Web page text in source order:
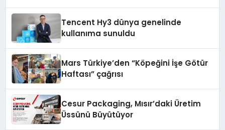
Tencent Hy3 dünya genelinde
kullanıma sunuldu
Mars Türkiye’den “Köpeğini İşe Götür
Haftası” çağrısı
Cesur Packaging, Mısır’daki Üretim
Üssünü Büyütüyor